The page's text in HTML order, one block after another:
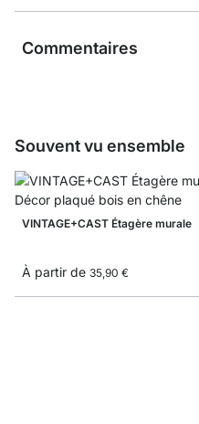
Commentaires
Souvent vu ensemble
VINTAGE+CAST Étagère murale
À partir de 35,90 €